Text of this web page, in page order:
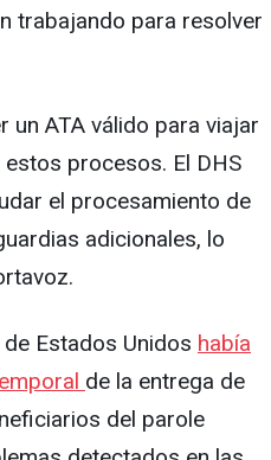
trabajando para resolver
un ATA válido para viajar
procesos. El DHS
el procesamiento de
adicionales, lo
Estados Unidos había
de la entrega de
del parole